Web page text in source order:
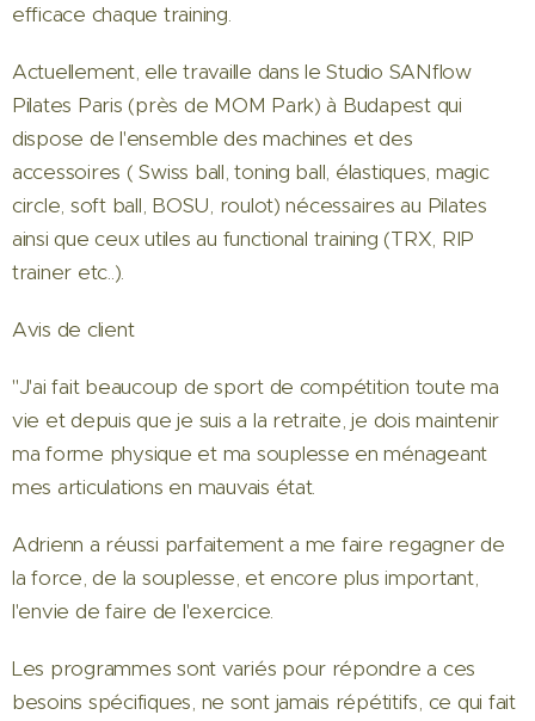
efficace chaque training.
Actuellement, elle travaille dans le Studio SANflow
Pilates Paris (près de MOM Park) à Budapest qui
dispose de l'ensemble des machines et des
accessoires ( Swiss ball, toning ball, élastiques, magic
circle, soft ball, BOSU, roulot) nécessaires au Pilates
ainsi que ceux utiles au functional training (TRX, RIP
trainer etc..).
Avis de client
"J'ai fait beaucoup de sport de compétition toute ma
vie et depuis que je suis a la retraite, je dois maintenir
ma forme physique et ma souplesse en ménageant
mes articulations en mauvais état.
Adrienn a réussi parfaitement a me faire regagner de
la force, de la souplesse, et encore plus important,
l'envie de faire de l'exercice.
Les programmes sont variés pour répondre a ces
besoins spécifiques, ne sont jamais répétitifs, ce qui fait